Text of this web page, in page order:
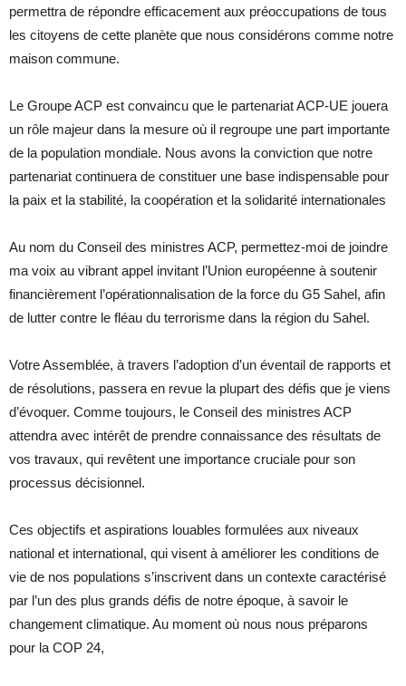
permettra de répondre efficacement aux préoccupations de tous
les citoyens de cette planète que nous considérons comme notre
maison commune.
Le Groupe ACP est convaincu que le partenariat ACP-UE jouera
un rôle majeur dans la mesure où il regroupe une part importante
de la population mondiale. Nous avons la conviction que notre
partenariat continuera de constituer une base indispensable pour
la paix et la stabilité, la coopération et la solidarité internationales
Au nom du Conseil des ministres ACP, permettez-moi de joindre
ma voix au vibrant appel invitant l’Union européenne à soutenir
financièrement l’opérationnalisation de la force du G5 Sahel, afin
de lutter contre le fléau du terrorisme dans la région du Sahel.
Votre Assemblée, à travers l’adoption d’un éventail de rapports et
de résolutions, passera en revue la plupart des défis que je viens
d’évoquer. Comme toujours, le Conseil des ministres ACP
attendra avec intérêt de prendre connaissance des résultats de
vos travaux, qui revêtent une importance cruciale pour son
processus décisionnel.
Ces objectifs et aspirations louables formulées aux niveaux
national et international, qui visent à améliorer les conditions de
vie de nos populations s’inscrivent dans un contexte caractérisé
par l’un des plus grands défis de notre époque, à savoir le
changement climatique. Au moment où nous nous préparons
pour la COP 24,